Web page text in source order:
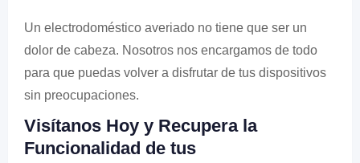
Un electrodoméstico averiado no tiene que ser un
dolor de cabeza. Nosotros nos encargamos de todo
para que puedas volver a disfrutar de tus dispositivos
sin preocupaciones.
Visítanos Hoy y Recupera la
Funcionalidad de tus